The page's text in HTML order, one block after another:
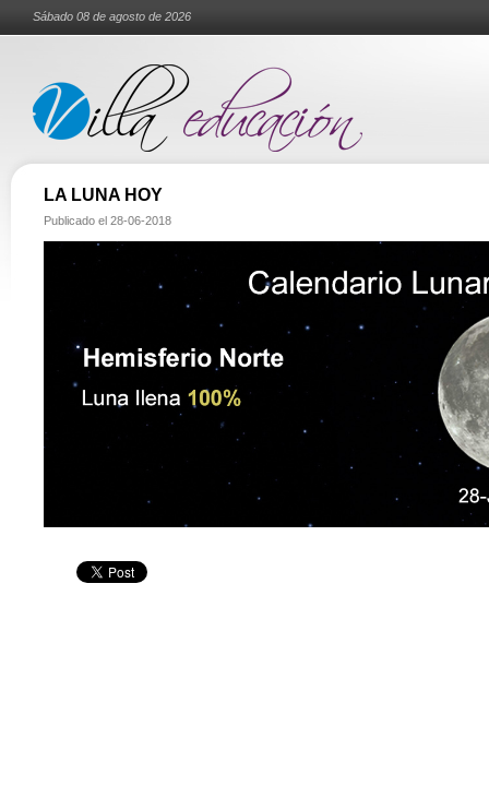
Sábado 08 de agosto de 2026
LA LUNA HOY
Publicado el 28-06-2018